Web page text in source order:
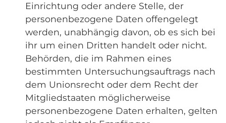
Einrichtung oder andere Stelle, der
personenbezogene Daten offengelegt
werden, unabhängig davon, ob es sich bei
ihr um einen Dritten handelt oder nicht.
Behörden, die im Rahmen eines
bestimmten Untersuchungsauftrags nach
dem Unionsrecht oder dem Recht der
Mitgliedstaaten möglicherweise
personenbezogene Daten erhalten, gelten